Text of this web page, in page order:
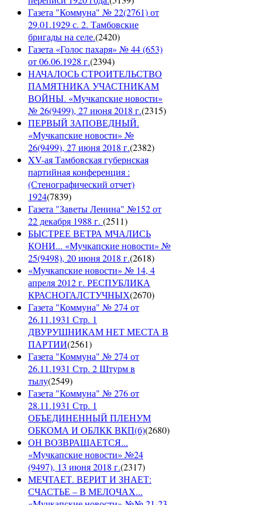
Газета "Коммуна" № 22(2761) от
29.01.1929 с. 2. Тамбовские
бригады на селе.(2420)
Газета «Голос пахаря» № 44 (653)
от 06.06.1928 г.(2394)
НАЧАЛОСЬ СТРОИТЕЛЬСТВО
ПАМЯТНИКА УЧАСТНИКАМ
ВОЙНЫ. «Мучкапские новости»
№ 26(9499), 27 июня 2018 г.(2315)
ПЕРВЫЙ ЗАПОВЕДНЫЙ.
«Мучкапские новости» №
26(9499), 27 июня 2018 г.(2382)
XV-ая Тамбовская губернская
партийная конференция :
(Стенографический отчет)
1924(7839)
Газета "Заветы Ленина" №152 от
22 декабря 1988 г. (2511)
БЫСТРЕЕ ВЕТРА МЧАЛИСЬ
КОНИ... «Мучкапские новости» №
25(9498), 20 июня 2018 г.(2618)
«Мучкапские новости» № 14, 4
апреля 2012 г. РЕСПУБЛИКА
КРАСНОГАЛСТУЧНЫХ(2670)
Газета "Коммуна" № 274 от
26.11.1931 Стр. 1
ДВУРУШНИКАМ НЕТ МЕСТА В
ПАРТИИ(2561)
Газета "Коммуна" № 274 от
26.11.1931 Стр. 2 Штурм в
тылу(2549)
Газета "Коммуна" № 276 от
28.11.1931 Стр. 1
ОБЪЕДИНЕННЫЙ ПЛЕНУМ
ОБКОМА И ОБЛКК ВКП(б)(2680)
ОН ВОЗВРАЩАЕТСЯ...
«Мучкапские новости» №24
(9497), 13 июня 2018 г.(2317)
МЕЧТАЕТ. ВЕРИТ И ЗНАЕТ:
СЧАСТЬЕ – В МЕЛОЧАХ...